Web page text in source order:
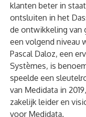
klanten beter in
ontsluiten in het
de ontwikkeling van
een volgend niveau
Pascal Daloz, een
Systèmes, is
speelde een
van Medidata in
zakelijk leider en
voor Medidata.